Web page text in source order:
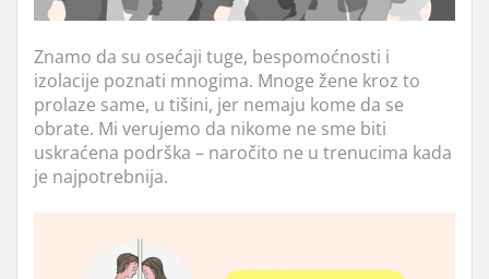
Znamo da su osećaji tuge, bespomoćnosti i
izolacije poznati mnogima. Mnoge žene kroz to
prolaze same, u tišini, jer nemaju kome da se
obrate. Mi verujemo da nikome ne sme biti
uskraćena podrška – naročito ne u trenucima kada
je najpotrebnija.